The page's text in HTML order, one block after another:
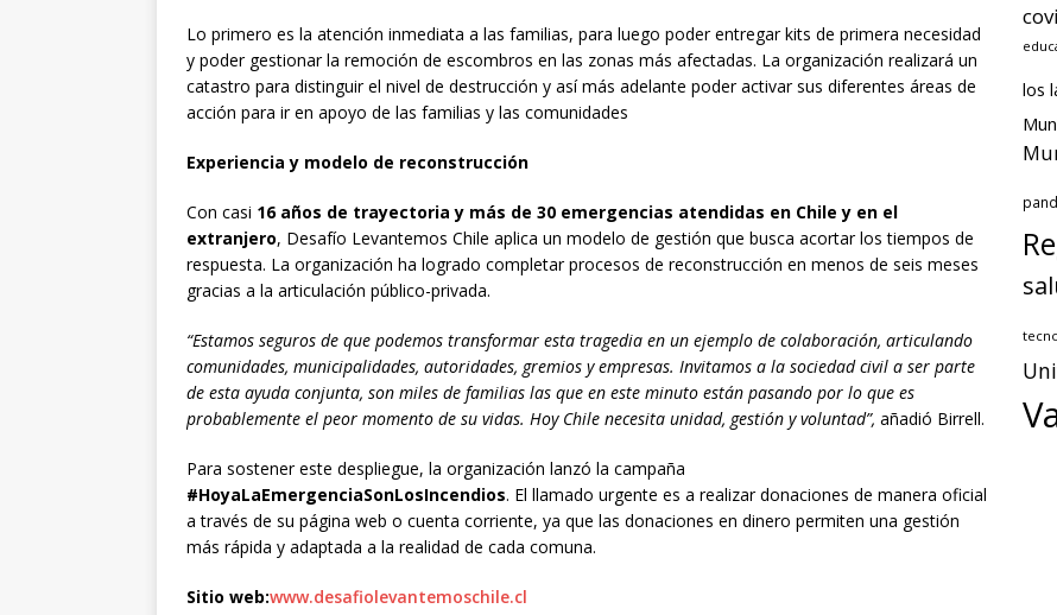
Lo primero es la atención inmediata a las familias, para luego poder entregar kits de primera necesidad
y poder gestionar la remoción de escombros en las zonas más afectadas. La organización realizará un
catastro para distinguir el nivel de destrucción y así más adelante poder activar sus diferentes áreas de
acción para ir en apoyo de las familias y las comunidades
Experiencia y modelo de reconstrucción
Con casi 16 años de trayectoria y más de 30 emergencias atendidas en Chile y en el
extranjero, Desafío Levantemos Chile aplica un modelo de gestión que busca acortar los tiempos de
respuesta. La organización ha logrado completar procesos de reconstrucción en menos de seis meses
gracias a la articulación público-privada.
“Estamos seguros de que podemos transformar esta tragedia en un ejemplo de colaboración, articulando
comunidades, municipalidades, autoridades, gremios y empresas. Invitamos a la sociedad civil a ser parte
de esta ayuda conjunta, son miles de familias las que en este minuto están pasando por lo que es
probablemente el peor momento de su vidas. Hoy Chile necesita unidad, gestión y voluntad”, añadió Birrell.
Para sostener este despliegue, la organización lanzó la campaña
#HoyaLaEmergenciaSonLosIncendios. El llamado urgente es a realizar donaciones de manera oficial
a través de su página web o cuenta corriente, ya que las donaciones en dinero permiten una gestión
más rápida y adaptada a la realidad de cada comuna.
Sitio web:www.desafiolevantemoschile.cl
los